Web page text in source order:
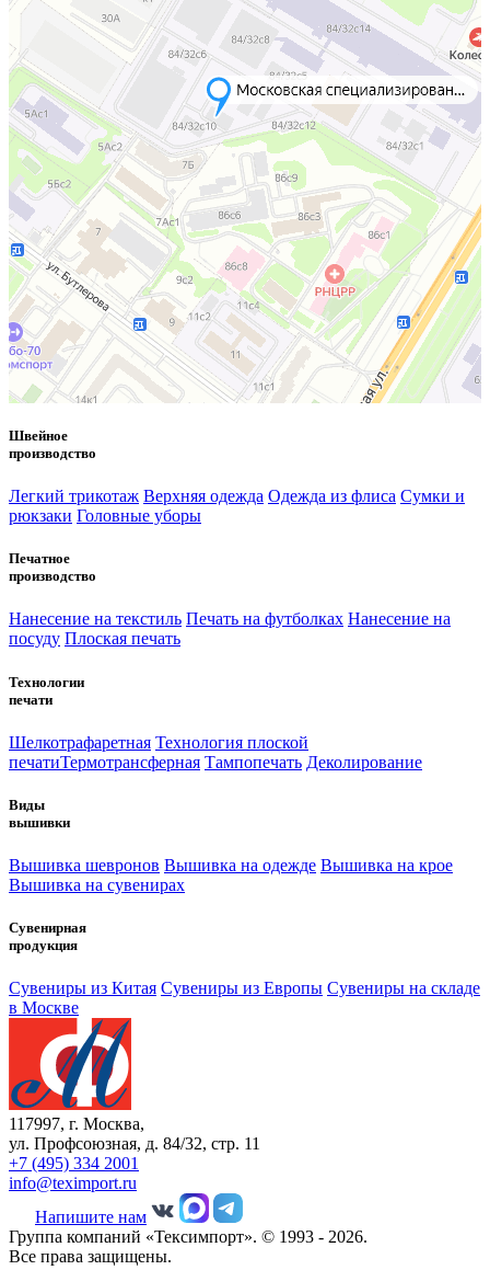
Швейное
производство
Легкий трикотаж Верхняя одежда Одежда из флиса Сумки и
рюкзаки Головные уборы
Печатное
производство
Нанесение на текстиль Печать на футболках Нанесение на
посуду Плоская печать
Технологии
печати
Шелкотрафаретная Технология плоской
печатиТермотрансферная Тампопечать Деколирование
Виды
вышивки
Вышивка шевронов Вышивка на одежде Вышивка на крое
Вышивка на сувенирах
Сувенирная
продукция
Сувениры из Китая Сувениры из Европы Сувениры на складе
в Москве
117997, г. Москва,
ул. Профсоюзная, д. 84/32, стр. 11
+7 (495) 334 2001
info@teximport.ru
Напишите нам
Группа компаний «Тексимпорт». © 1993 - 2026.
Все права защищены.